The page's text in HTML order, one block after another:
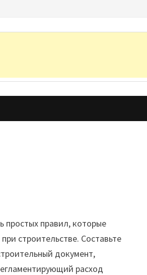
простых правил, которые
строительстве. Составьте
документ,
расход